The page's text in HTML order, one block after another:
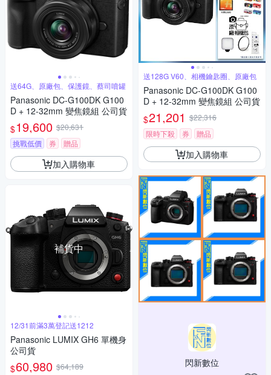
送64G、原廠包、保護鏡、蔡司噴罐
Panasonic DC-G100DK G100
D + 12-32mm 變焦鏡組 公司貨
$19,600 $20,631
挑戰低價
券 贈品
加入購物車
補貨中
12/31前滿3萬登記送1212
Panasonic LUMIX GH6 單機身
公司貨
$60,980 $64,189
送128G V60、相機鑰匙圈、原廠包
Panasonic DC-G100DK G100
D + 12-32mm 變焦鏡組 公司貨
$21,201 $22,316
限時下殺
券 贈品
加入購物車
閃新數位